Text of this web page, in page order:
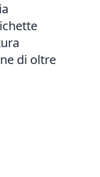
di oltre